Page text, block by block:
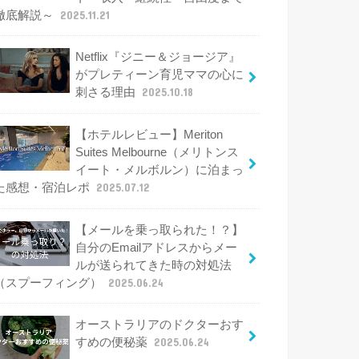
底解説～
2025.11.21
Netflix『ジニー＆ジョージア』
がプレティーン育児ママの心に
刺さる理由
2025.10.18
【ホテルレビュー】Meriton
Suites Melbourne（メリトンス
イート・メルボルン）に泊まっ
感想・宿泊レポ
2025.07.12
【メールを乗っ取られた！？】
自分のEmailアドレスからメー
ルが送られてきた時の対処法
スプーフィング）
2025.06.24
オーストラリアのドクターおす
すめの便秘薬 2025.06.24